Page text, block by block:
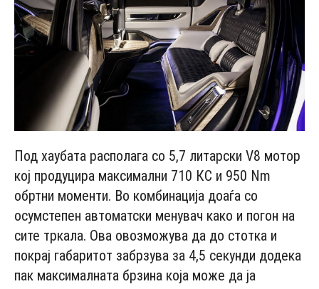
Под хаубата располага со 5,7 литарски V8 мотор
кој продуцира максимални 710 КС и 950 Nm
обртни моменти. Во комбинација доаѓа со
осумстепен автоматски менувач како и погон на
сите тркала. Ова овозможува да до стотка и
покрај габаритот забрзува за 4,5 секунди додека
пак максималната брзина која може да ја